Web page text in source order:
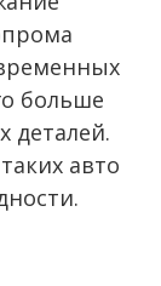
больше
деталей.
авто